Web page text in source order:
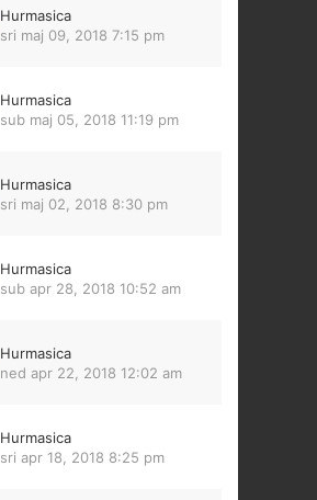
Hurmasica
sri maj 09, 2018 7:15 pm
Hurmasica
sub maj 05, 2018 11:19 pm
Hurmasica
sri maj 02, 2018 8:30 pm
Hurmasica
sub apr 28, 2018 10:52 am
Hurmasica
ned apr 22, 2018 12:02 am
Hurmasica
sri apr 18, 2018 8:25 pm